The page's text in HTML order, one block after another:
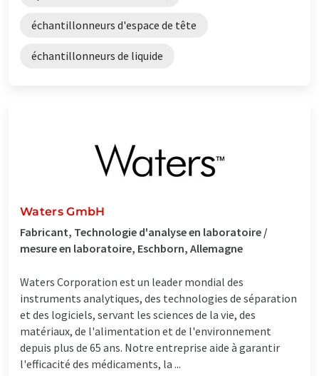
échantillonneurs d'espace de tête
échantillonneurs de liquide
Waters GmbH
Fabricant, Technologie d'analyse en laboratoire /
mesure en laboratoire, Eschborn, Allemagne
Waters Corporation est un leader mondial des
instruments analytiques, des technologies de séparation
et des logiciels, servant les sciences de la vie, des
matériaux, de l'alimentation et de l'environnement
depuis plus de 65 ans. Notre entreprise aide à garantir
l'efficacité des médicaments, la ...